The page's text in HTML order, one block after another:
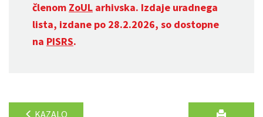
členom ZoUL arhivska. Izdaje uradnega
lista, izdane po 28.2.2026, so dostopne
na PISRS.
KAZALO